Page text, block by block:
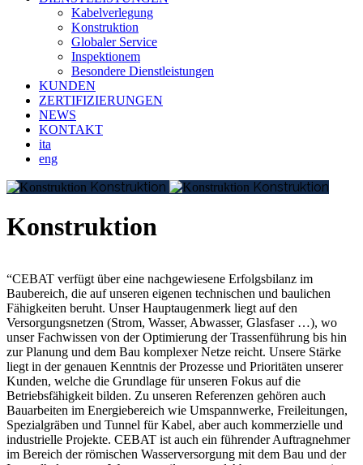
Kabelverlegung
Konstruktion
Globaler Service
Inspektionem
Besondere Dienstleistungen
KUNDEN
ZERTIFIZIERUNGEN
NEWS
KONTAKT
ita
eng
Konstruktion Konstruktion
Konstruktion
“CEBAT verfügt über eine nachgewiesene Erfolgsbilanz im
Baubereich, die auf unseren eigenen technischen und baulichen
Fähigkeiten beruht. Unser Hauptaugenmerk liegt auf den
Versorgungsnetzen (Strom, Wasser, Abwasser, Glasfaser …), wo
unser Fachwissen von der Optimierung der Trassenführung bis hin
zur Planung und dem Bau komplexer Netze reicht. Unsere Stärke
liegt in der genauen Kenntnis der Prozesse und Prioritäten unserer
Kunden, welche die Grundlage für unseren Fokus auf die
Betriebsfähigkeit bilden. Zu unseren Referenzen gehören auch
Bauarbeiten im Energiebereich wie Umspannwerke, Freileitungen,
Spezialgräben und Tunnel für Kabel, aber auch kommerzielle und
industrielle Projekte. CEBAT ist auch ein führender Auftragnehmer
im Bereich der römischen Wasserversorgung mit dem Bau und der